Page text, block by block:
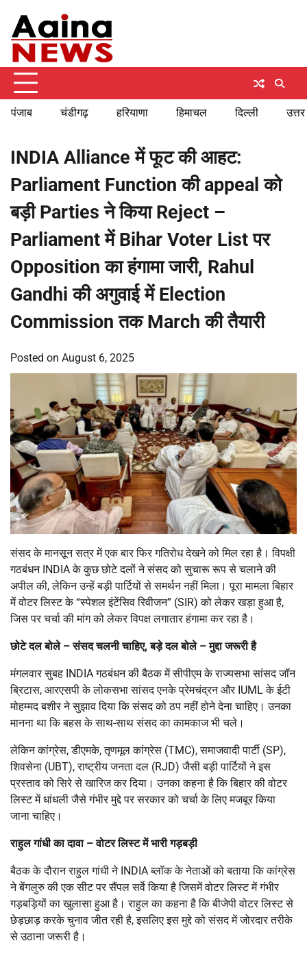
content
पंजाब चंडीगढ़ हरियाणा हिमाचल दिल्ली
INDIA Alliance में फूट की आहट:
Parliament Function की appeal को
बड़ी Parties ने किया Reject –
Parliament में Bihar Voter List पर
Opposition का हंगामा जारी, Rahul
Gandhi की अगुवाई में Election
Commission तक March की तैयारी
Posted on August 6, 2025
संसद के मानसून सत्र में एक बार फिर गतिरोध देखने को मिल रहा है। विपक्षी
गठबंधन INDIA के कुछ छोटे दलों ने संसद को सुचारू रूप से चलाने की
अपील की, लेकिन उन्हें बड़ी पार्टियों से समर्थन नहीं मिला। पूरा मामला बिहार
में वोटर लिस्ट के “स्पेशल इंटेंसिव रिवीजन” (SIR) को लेकर खड़ा हुआ है,
जिस पर चर्चा की मांग को लेकर विपक्ष लगातार हंगामा कर रहा है।
छोटे दल बोले – संसद चलनी चाहिए,बड़े दल बोले – मुद्दा जरूरी है
मंगलवार सुबह INDIA गठबंधन की बैठक में सीपीएम के राज्यसभा सांसद जॉन
ब्रिटास, आरएसपी के लोकसभा सांसद एनके प्रेमचंद्रन और IUML के ईटी
मोहम्मद बशीर ने सुझाव दिया कि संसद को ठप नहीं होने देना चाहिए। उनका
मानना था कि बहस के साथ-साथ संसद का कामकाज भी चले।
लेकिन कांग्रेस, डीएमके, तृणमूल कांग्रेस (TMC), समाजवादी पार्टी (SP),
शिवसेना (UBT), राष्ट्रीय जनता दल (RJD) जैसी बड़ी पार्टियों ने इस
प्रस्ताव को सिरे से खारिज कर दिया। उनका कहना है कि बिहार की वोटर
लिस्ट में धांधली जैसे गंभीर मुद्दे पर सरकार को चर्चा के लिए मजबूर किया
जाना चाहिए।
राहुल गांधी का दावा – वोटर लिस्ट में भारी गड़बड़ी
बैठक के दौरान राहुल गांधी ने INDIA ब्लॉक के नेताओं को बताया कि कांग्रेस
ने बेंगलुरु की एक सीट पर सैंपल सर्वे किया है जिसमें वोटर लिस्ट में गंभीर
गड़बड़ियों का खुलासा हुआ है। राहुल का कहना है कि बीजेपी वोटर लिस्ट से
छेड़छाड़ करके चुनाव जीत रही है, इसलिए इस मुद्दे को संसद में जोरदार तरीके
से उठाना जरूरी है।